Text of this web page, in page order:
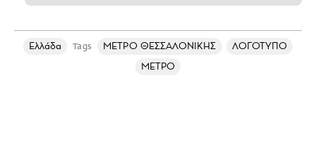
Ελλάδα Tags ΜΕΤΡΟ ΘΕΣΣΑΛΟΝΙΚΗΣ
ΛΟΓΟΤΥΠΟ
ΜΕΤΡΟ